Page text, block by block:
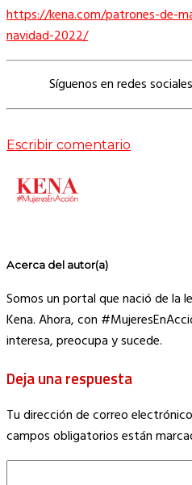
https://kena.com/patrones-de-
navidad-2022/
Síguenos en redes
Escribir comentario
Acerca del autor(a)
Somos un portal que nació de la
Kena. Ahora, con
interesa, preocupa y sucede.
Deja una respuesta
Tu dirección de correo
campos obligatorios están